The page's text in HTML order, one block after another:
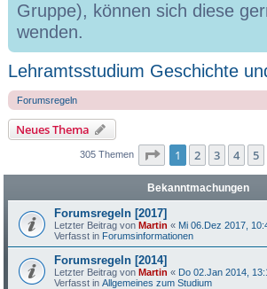
Gruppe), können sich diese
wenden.
Lehramtsstudium Geschichte
Forumsregeln
Neues Thema
305 Themen Seite 1von
1 2 3 4 5
Bekanntmachungen
Forumsregeln [2017]
Letzter Beitrag vonMartin « Mi 06.Dez 2017,
Verfasst in Forumsinformationen
Forumsregeln [2014]
Letzter Beitrag vonMartin « Do 02.Jan 2014,
Verfasst inAllgemeines zum Studium